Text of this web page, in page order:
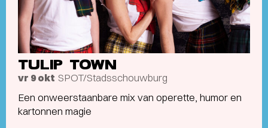
TULIP TOWN
vr 9 okt SPOT/Stadsschouwburg
Een onweerstaanbare mix van operette, humor en
kartonnen magie